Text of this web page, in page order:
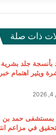
ذات صلة
بأنسجة جلد بشرية
ويثير اهتمام
حمد بن
في مزاعم